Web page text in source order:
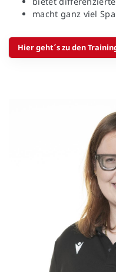
macht ganz viel
Hier geht´s zu den